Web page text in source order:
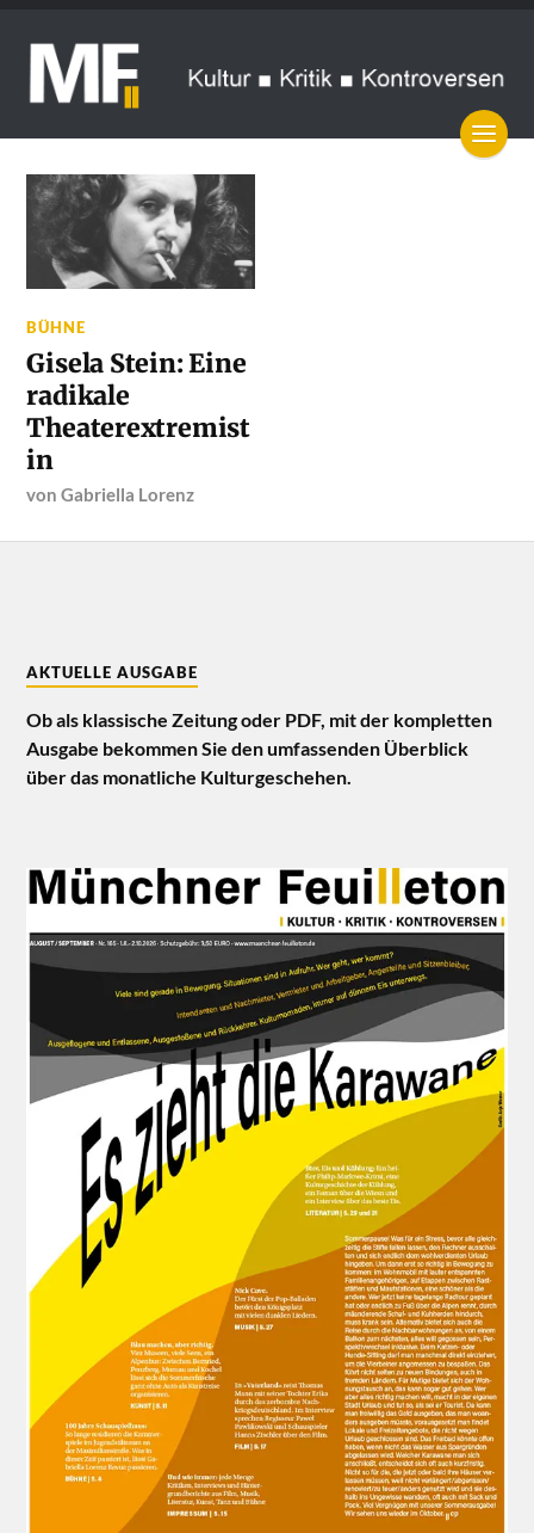
BÜHNE
Gisela Stein: Eine
radikale
Theaterextremist
in
vonGabriella Lorenz
AKTUELLE AUSGABE
Ob als klassische Zeitung oder PDF, mit der kompletten
Ausgabe bekommen Sie den umfassenden Überblick
über das monatliche Kulturgeschehen.